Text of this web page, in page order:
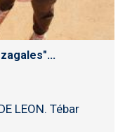
LEON. Tébar